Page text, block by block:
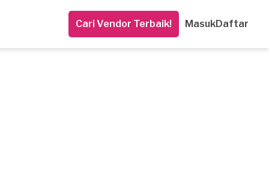
Cari Vendor Terbaik! MasukDaftar